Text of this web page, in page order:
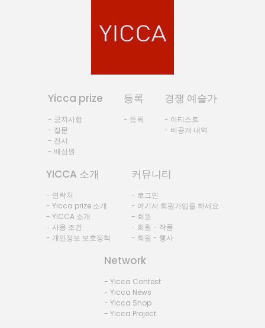
Yicca prize
- 공지사항
- 질문
- 전시
- 배심원
등록
- 등록
경쟁 예술가
- 아티스트
- 비공개 내역
YICCA 소개
- 연락처
- Yicca prize 소개
- YICCA 소개
- 사용 조건
- 개인정보 보호정책
커뮤니티
- 로그인
- 여기서 회원가입을 하세요
- 회원
- 회원 - 작품
- 회원 - 행사
Network
- Yicca Contest
- Yicca News
- Yicca Shop
- Yicca Project